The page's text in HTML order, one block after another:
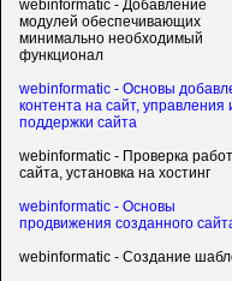
webinformatic - Добавление
модулей обеспечивающих
минимально необходимый
функционал
webinformatic - Основы
контента на сайт, управления
поддержки сайта
webinformatic - Проверка
сайта, установка на хостинг
webinformatic - Основы
продвижения созданного
webinformatic - Создание